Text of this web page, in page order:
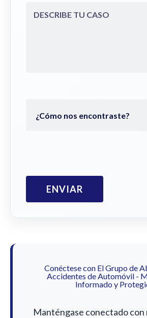
Conéctese con El Grupo de
Accidentes de Automóvil -
Informado y
Manténgase conectado con